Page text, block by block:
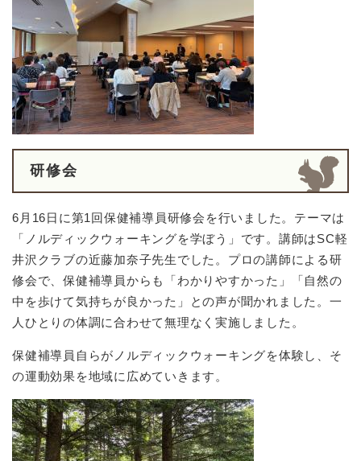
研修会
6月16日に第1回保健補導員研修会を行いました。テーマは
「ノルディックウォーキングを学ぼう」です。講師はSC軽
井沢クラブの近藤加奈子先生でした。プロの講師による研
修会で、保健補導員からも「わかりやすかった」「自然の
中を歩けて気持ちが良かった」との声が聞かれました。一
人ひとりの体調に合わせて無理なく実施しました。
保健補導員自らがノルディックウォーキングを体験し、そ
の運動効果を地域に広めていきます。